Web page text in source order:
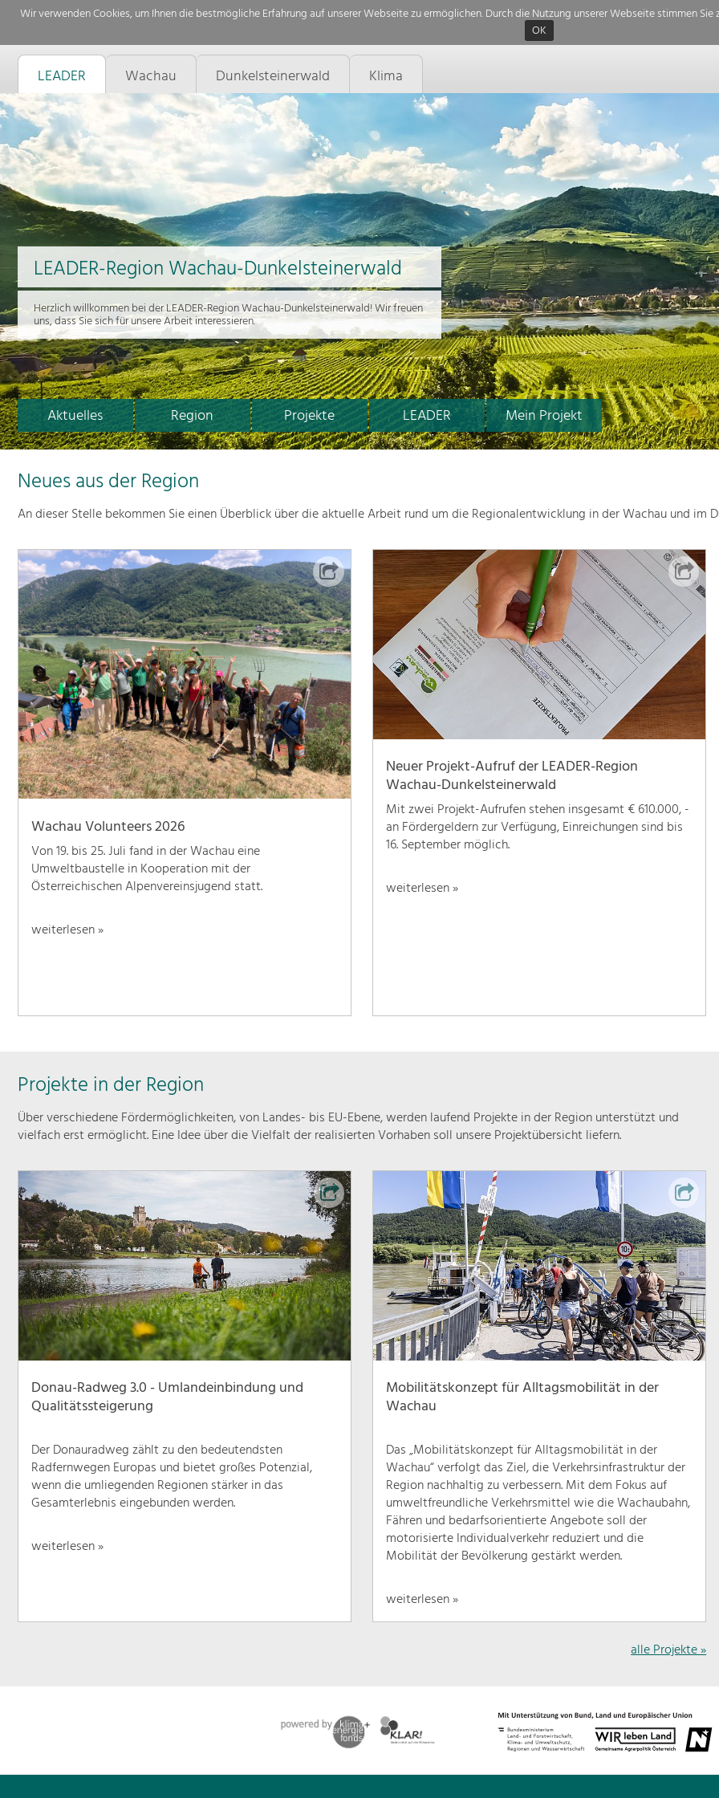
Wir verwenden Cookies, um Ihnen die bestmögliche Erfahrung auf unserer Webseite zu ermöglichen. Durch die Nutzung unserer Webseite stimmen
OK
LEADER Wachau Dunkelsteinerwald Klima
Aktuelles Region Projekte LEADER Mein Projekt
LEADER-Region Wachau-Dunkelsteinerwald
Herzlich willkommen bei der LEADER-Region Wachau-Dunkelsteinerwald! Wir freuen
uns, dass Sie sich für unsere Arbeit interessieren.
Neues aus der Region
An dieser Stelle bekommen Sie einen Überblick über die aktuelle Arbeit rund um die Regionalentwicklung in der Wachau und im
Wachau Volunteers 2026
Von 19. bis 25. Juli fand in der Wachau eine
Umweltbaustelle in Kooperation mit der
Österreichischen Alpenvereinsjugend statt.
weiterlesen »
Neuer Projekt-Aufruf der LEADER-Region
Wachau-Dunkelsteinerwald
Mit zwei Projekt-Aufrufen stehen insgesamt € 610.000, -
an Fördergeldern zur Verfügung, Einreichungen sind bis
16. September möglich.
weiterlesen »
Projekte in der Region
Über verschiedene Fördermöglichkeiten, von Landes- bis EU-Ebene, werden laufend Projekte in der Region unterstützt und
vielfach erst ermöglicht. Eine Idee über die Vielfalt der realisierten Vorhaben soll unsere Projektübersicht liefern.
Donau-Radweg 3.0 - Umlandeinbindung und
Qualitätssteigerung
Der Donauradweg zählt zu den bedeutendsten
Radfernwegen Europas und bietet großes Potenzial,
wenn die umliegenden Regionen stärker in das
Gesamterlebnis eingebunden werden.
weiterlesen »
Mobilitätskonzept für Alltagsmobilität in der
Wachau
Das „Mobilitätskonzept für Alltagsmobilität in der
Wachau“ verfolgt das Ziel, die Verkehrsinfrastruktur der
Region nachhaltig zu verbessern. Mit dem Fokus auf
umweltfreundliche Verkehrsmittel wie die Wachaubahn,
Fähren und bedarfsorientierte Angebote soll der
motorisierte Individualverkehr reduziert und die
Mobilität der Bevölkerung gestärkt werden.
weiterlesen »
alle Projekte »